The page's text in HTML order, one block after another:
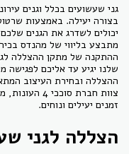
גני שעשועים בכלל וגנים
בצורה יעילה. באמצעות
יכולים לשדרג את הגנים
מתבצע בליווי של מהנדס
ההתקנה של מתקן ההצללה
שלנו יגיע עד אליכם לפגישה
ההצללה ובחירת העיצוב
צוות חברת
זמנים יעילים ונוחים.
הצללה לגני